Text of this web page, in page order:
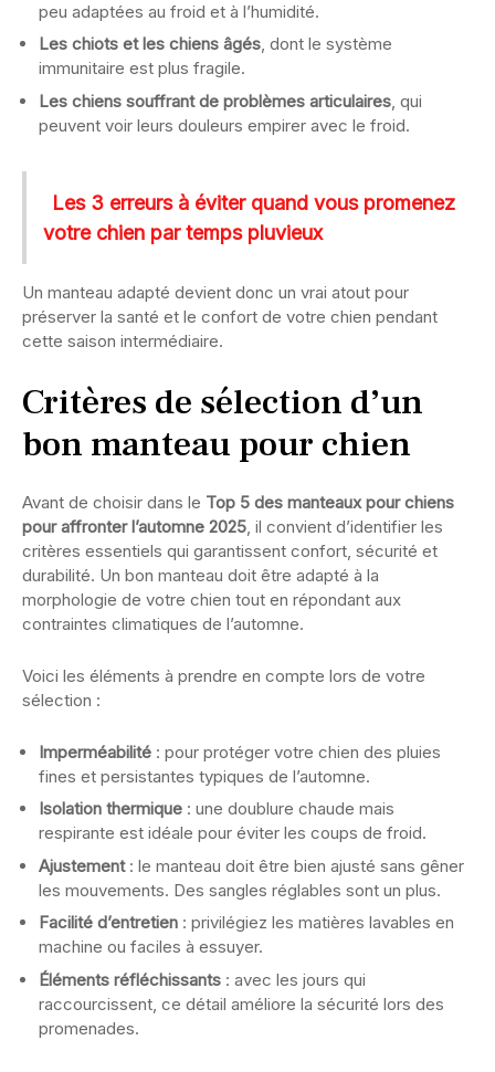
peu adaptées au froid et à l’humidité.
Les chiots et les chiens âgés, dont le système
immunitaire est plus fragile.
Les chiens souffrant de problèmes articulaires , qui
peuvent voir leurs douleurs empirer avec le froid.
Les 3 erreurs à éviter quand vous promenez
votre chien par temps pluvieux
Un manteau adapté devient donc un vrai atout pour
préserver la santé et le confort de votre chien pendant
cette saison intermédiaire.
Critères de sélection d’un
bon manteau pour chien
Avant de choisir dans le Top 5 des manteaux pour chiens
pour affronter l’automne 2025 , il convient d’identifier les
critères essentiels qui garantissent confort, sécurité et
durabilité. Un bon manteau doit être adapté à la
morphologie de votre chien tout en répondant aux
contraintes climatiques de l’automne.
Voici les éléments à prendre en compte lors de votre
sélection :
Imperméabilité : pour protéger votre chien des pluies
fines et persistantes typiques de l’automne.
Isolation thermique : une doublure chaude mais
respirante est idéale pour éviter les coups de froid.
Ajustement: le manteau doit être bien ajusté sans gêner
les mouvements. Des sangles réglables sont un plus.
Facilité d’entretien : privilégiez les matières lavables en
machine ou faciles à essuyer.
Éléments réfléchissants : avec les jours qui
raccourcissent, ce détail améliore la sécurité lors des
promenades.